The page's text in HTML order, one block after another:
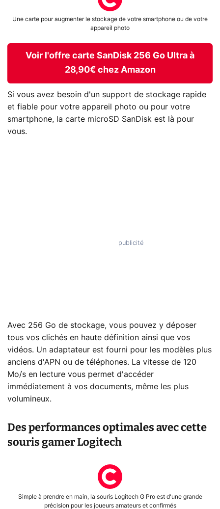
Une carte pour augmenter le stockage de votre smartphone ou de votre
appareil photo
Voir l'offre carte SanDisk 256 Go Ultra à
28,90€ chez Amazon
Si vous avez besoin d'un support de stockage rapide
et fiable pour votre appareil photo ou pour votre
smartphone, la carte microSD SanDisk est là pour
vous.
Avec 256 Go de stockage, vous pouvez y déposer
tous vos clichés en haute définition ainsi que vos
vidéos. Un adaptateur est fourni pour les modèles plus
anciens d'APN ou de téléphones. La vitesse de 120
Mo/s en lecture vous permet d'accéder
immédiatement à vos documents, même les plus
volumineux.
Des performances optimales avec cette
souris gamer Logitech
Simple à prendre en main, la souris Logitech G Pro est d'une grande
précision pour les joueurs amateurs et confirmés